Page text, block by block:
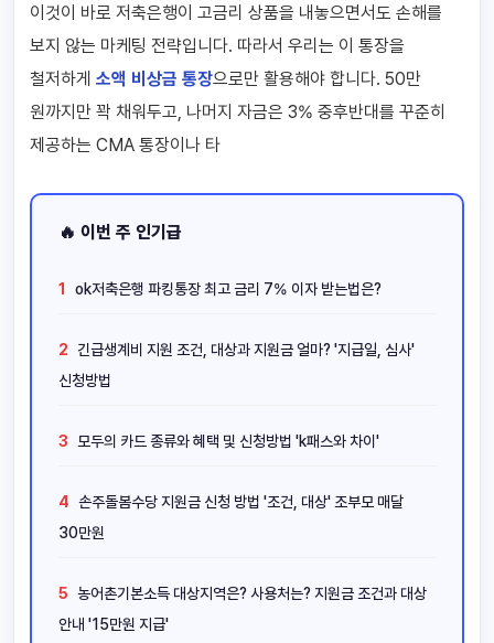
이것이 바로 저축은행이 고금리 상품을 내놓으면서도 손해를
보지 않는 마케팅 전략입니다. 따라서 우리는 이 통장을
철저하게 소액 비상금 통장으로만 활용해야 합니다. 50만
원까지만 꽉 채워두고, 나머지 자금은 3% 중후반대를 꾸준히
제공하는 CMA 통장이나 타
🔥 이번 주 인기급
1 ok저축은행 파킹통장 최고 금리 7% 이자 받는법은?
2 긴급생계비 지원 조건, 대상과 지원금 얼마? '지급일, 심사'
신청방법
3 모두의 카드 종류와 혜택 및 신청방법 'k패스와 차이'
4 손주돌봄수당 지원금 신청 방법 '조건, 대상' 조부모 매달
30만원
5 농어촌기본소득 대상지역은? 사용처는? 지원금 조건과 대상
안내 '15만원 지급'